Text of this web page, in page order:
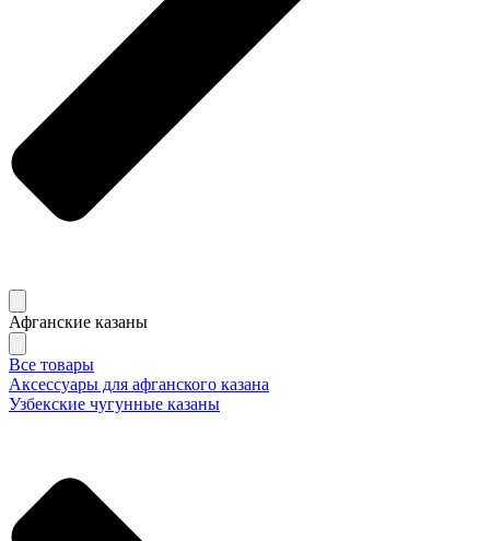
Афганские казаны
Все товары
Аксессуары для афганского казана
Узбекские чугунные казаны